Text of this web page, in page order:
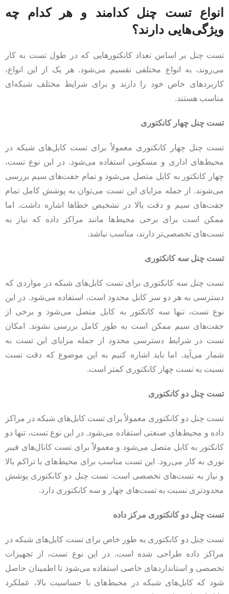
انواع تست چنل کدامند و هر کدام چه
ویژگی‌هایی دارند؟
تست چنل بر اساس تعداد کانکتورهایی که در طول تست به کار
می‌روند، به انواع مختلفی تقسیم می‌شود. هر یک از این انواع،
کاربردهای خاص خود را دارند و برای شرایط مختلف شبکه‌ای
مناسب هستند.
تست چنل چهار کانکتوری
تست چنل چهار کانکتوری معمولاً برای تست کابل‌های شبکه در
محیط‌های اداری و مسکونی استفاده می‌شود. در این نوع تست،
چهار کانکتور به کابل متصل می‌شود و تمام جفت‌های سیم بررسی
می‌شوند. از جمله مزایای این تست می‌توان به پوشش کامل تمام
جفت‌های سیم و دقت بالا در تشخیص خطاها اشاره داشت. اما
ممکن است برای برخی محیط‌ها مانند مراکز داده که نیاز به
تست‌های تخصصی‌تر دارند، مناسب نباشد.
تست چنل سه کانکتوری
تست چنل سه کانکتوری برای تست کابل‌های شبکه در مواردی که
دسترسی به هر دو سر کابل محدود است، استفاده می‌شود. در این
نوع تست، تنها سه کانکتور به کابل متصل می‌شود و برخی از
جفت‌های سیم ممکن است به طور کامل بررسی نشوند. امکان
تست در شرایط دسترسی محدود از جمله مزایای این تست به
شمار می‌آید. اما باید اشاره کنیم به این موضوع که دقت تست
نسبت به تست چهار کانکتوری کمتر است.
تست چنل دو کانکتوری
تست چنل دو کانکتوری معمولاً برای تست کابل‌های شبکه در مراکز
داده و محیط‌های صنعتی استفاده می‌شود. در این نوع تست، تنها دو
کانکتور به کابل متصل می‌شود و معمولاً برای تست کانال‌های فیبر
نوری به کار می‌رود. این تست مناسب برای محیط‌های با تراکم بالا
و نیاز به تست‌های تخصصی است. تست چنل دو کانکتوری پوشش
محدودتری نسبت به تست‌های چهار و سه کانکتوری دارد.
تست چنل دو کانکتوری مرکز داده
تست چنل دو کانکتوری به طور خاص برای تست کابل‌های شبکه در
مراکز داده طراحی شده است. در این نوع تست، از تجهیزات
تخصصی و استانداردهای خاصی استفاده می‌شود تا اطمینان حاصل
شود که کابل‌های شبکه در محیط‌های با حساسیت بالا، عملکرد